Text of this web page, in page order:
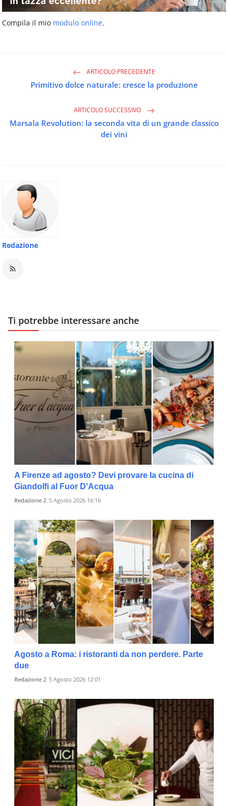
Compila il mio modulo online.
ARTICOLO PRECEDENTE
Primitivo dolce naturale: cresce la produzione
ARTICOLO SUCCESSIVO
Marsala Revolution: la seconda vita di un grande classico
dei vini
Redazione
Ti potrebbe interessare anche
A Firenze ad agosto? Devi provare la cucina di
Giandolfi al Fuor D'Acqua
Redazione 2 5 Agosto 2026 16:16
Agosto a Roma: i ristoranti da non perdere. Parte
due
Redazione 2 5 Agosto 2026 12:01